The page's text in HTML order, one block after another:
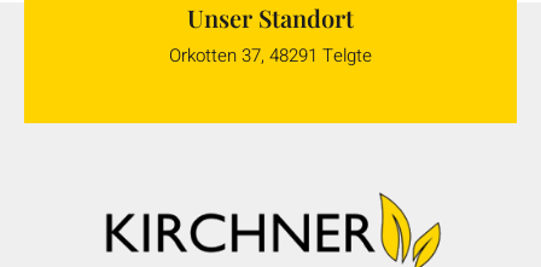
Unser Standort
Orkotten 37, 48291 Telgte